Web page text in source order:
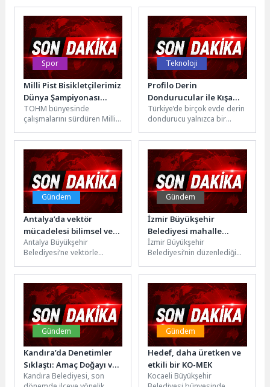
Dünyamızı Koruyoruz!”
oyunu, 20 Nisan’da bu yılın...
çalışmalarını incelemek için
Zümrütevler, Altayçeşme ve
Yalı mahallelerine saha...
Spor
Milli Pist Bisikletçilerimiz
Dünya Şampiyonası
Kotası İçin Çekya’da
Yarışacak
TOHM bünyesinde
çalışmalarını sürdüren Milli
Şampiyonası kotası
açısından önem taşıyan GP
Brno...
Teknoloji
Profilo Derin
Dondurucular ile Kışa
Hazırlık Daha Kolay
Türkiye’de birçok evde derin
dondurucu yalnızca bir
zamanda hazırlıklı olmanın
ve...
Gündem
Antalya’da vektör
mücadelesi bilimsel ve
kesintisiz şekilde
yürütülüyor
Antalya Büyükşehir
Belediyesi’ne vektörle
danışmanlık yapan Akdeniz
Üniversitesi Öğretim Üyesi
Prof. Dr. Hüseyin...
Gündem
İzmir Büyükşehir
Belediyesi mahalle
kültürünü yeniden
canlandırıyor
İzmir Büyükşehir
Belediyesi’nin düzenlediği
Karabağlar Umut
Mahallesi’nde binlerce
İzmirliyi buluşturdu.
Konserler,...
Gündem
Kandıra’da Denetimler
Sıklaştı: Amaç Doğayı ve
Tarım Arazilerini
Kandıra Belediyesi, son
Gündem
Hedef, daha üretken ve
etkili bir KO-MEK
Kocaeli Büyükşehir